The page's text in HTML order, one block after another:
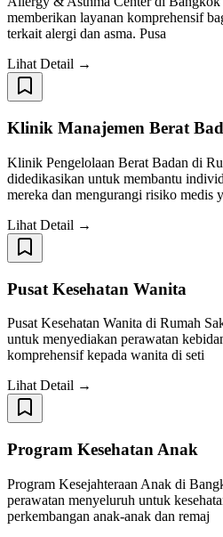
memberikan layanan komprehensif
terkait alergi dan asma. Pusa
Lihat Detail →
Klinik Manajemen Berat
Klinik Pengelolaan Berat Badan di
didedikasikan untuk membantu
mereka dan mengurangi risiko medis y
Lihat Detail →
Pusat Kesehatan Wanita
Pusat Kesehatan Wanita di Rumah
untuk menyediakan perawatan
komprehensif kepada wanita di seti
Lihat Detail →
Program Kesehatan Anak
Program Kesejahteraan Anak di
perawatan menyeluruh untuk
perkembangan anak-anak dan remaj